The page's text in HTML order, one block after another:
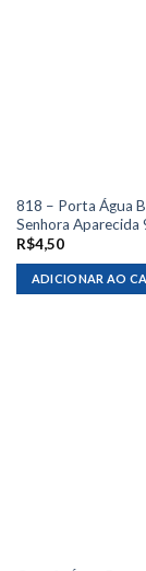
818 – Porta Água
Senhora Aparecida
R$4,50
ADICIONAR AO